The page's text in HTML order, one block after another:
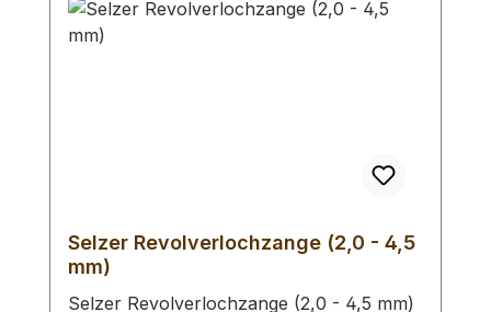
Selzer Revolverlochzange (2,0 - 4,5
mm)
Selzer Revolverlochzange (2,0 - 4,5 mm)